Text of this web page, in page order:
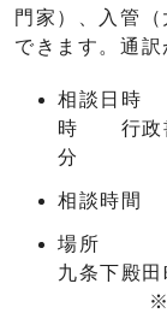
門家）、入管
できます。通訳
相談日時
時 行政
分
相談時
場所 京
九条下殿
※Zoomで